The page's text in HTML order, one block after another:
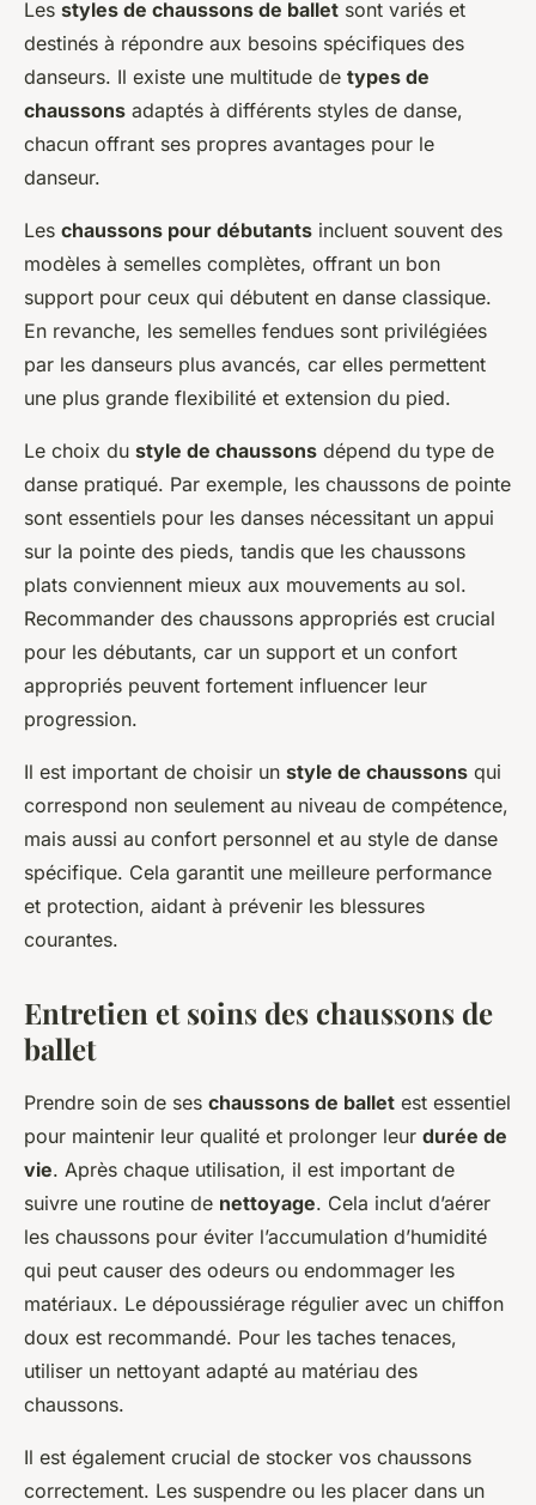
Les styles de chaussons de ballet sont variés et
destinés à répondre aux besoins spécifiques des
danseurs. Il existe une multitude de types de
chaussons adaptés à différents styles de danse,
chacun offrant ses propres avantages pour le
danseur.
Les chaussons pour débutants incluent souvent des
modèles à semelles complètes, offrant un bon
support pour ceux qui débutent en danse classique.
En revanche, les semelles fendues sont privilégiées
par les danseurs plus avancés, car elles permettent
une plus grande flexibilité et extension du pied.
Le choix du style de chaussons dépend du type de
danse pratiqué. Par exemple, les chaussons de pointe
sont essentiels pour les danses nécessitant un appui
sur la pointe des pieds, tandis que les chaussons
plats conviennent mieux aux mouvements au sol.
Recommander des chaussons appropriés est crucial
pour les débutants, car un support et un confort
appropriés peuvent fortement influencer leur
progression.
Il est important de choisir un style de chaussons qui
correspond non seulement au niveau de compétence,
mais aussi au confort personnel et au style de danse
spécifique. Cela garantit une meilleure performance
et protection, aidant à prévenir les blessures
courantes.
Entretien et soins des chaussons de
ballet
Prendre soin de ses chaussons de ballet est essentiel
pour maintenir leur qualité et prolonger leur durée de
vie. Après chaque utilisation, il est important de
suivre une routine de nettoyage. Cela inclut d’aérer
les chaussons pour éviter l’accumulation d’humidité
qui peut causer des odeurs ou endommager les
matériaux. Le dépoussiérage régulier avec un chiffon
doux est recommandé. Pour les taches tenaces,
utiliser un nettoyant adapté au matériau des
chaussons.
Il est également crucial de stocker vos chaussons
correctement. Les suspendre ou les placer dans un